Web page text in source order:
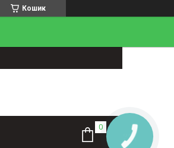
Кошик
КНОПКА
ЗВ'ЯЗКУ